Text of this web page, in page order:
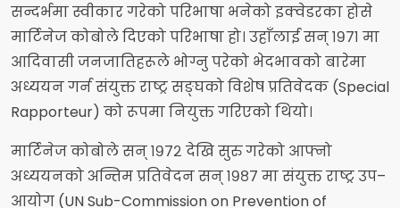
सन्दर्भमा स्वीकार गरेको परिभाषा भनेको इक्वेडरका होसे
मार्टिनेज कोबोले दिएको परिभाषा हो। उहाँलाई सन् १९७१ मा
आदिवासी जनजातिहरूले भोग्नु परेको भेदभावको बारेमा
अध्ययन गर्न संयुक्त राष्ट्र सङ्घको विशेष प्रतिवेदक (Special
Rapporteur) को रूपमा नियुक्त गरिएको थियो।
मार्टिनेज कोबोले सन् १९७२ देखि सुरु गरेको आफ्नो
अध्ययनको अन्तिम प्रतिवेदन सन् १९८७ मा संयुक्त राष्ट्र उप–
आयोग (UN Sub-Commission on Prevention of